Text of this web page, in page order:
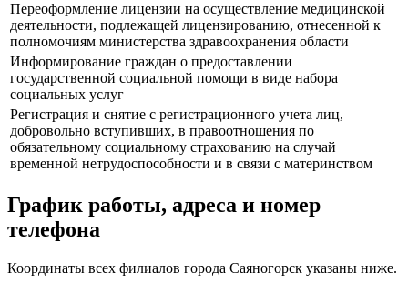
Переоформление лицензии на осуществление медицинской
деятельности, подлежащей лицензированию, отнесенной к
полномочиям министерства здравоохранения области
Информирование граждан о предоставлении
государственной социальной помощи в виде набора
социальных услуг
Регистрация и снятие с регистрационного учета лиц,
добровольно вступивших, в правоотношения по
обязательному социальному страхованию на случай
временной нетрудоспособности и в связи с материнством
График работы, адреса и номер
телефона
Координаты всех филиалов города Саяногорск указаны ниже.